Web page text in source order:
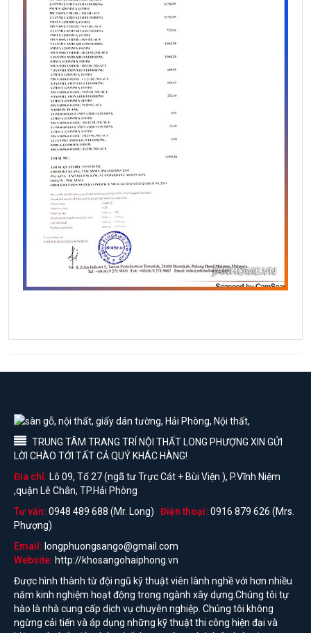
TRUNG TÂM TRANG TRÍ NỘI THẤT LONG PHƯỢNG XIN GỬI
LỜI CHÀO TỚI TẤT CẢ QUÝ KHÁC HÀNG!
Địa chỉ: Lô 09, Tổ 27 (ngã tư Trực Cát + Bùi Viện ), P.Vĩnh Niệm
,quận Lê Chân, TP.Hải Phòng
Tư vấn: 0948 489 688 (Mr. Long) Điện thoại: 0916 879 626 (Mrs.
Phượng)
Email: longphuongsango@gmail.com
Website: http://khosangohaiphong.vn
Được hình thành từ đội ngũ kỹ thuật viên lành nghề với hơn nhiều
năm kinh nghiệm hoạt động trong ngành xây dựng.Chúng tôi tự
hào là nhà cung cấp dịch vụ chuyên nghiệp. Chúng tôi không
ngừng cải tiến và áp dụng những kỹ thuật thi công hiện đại và